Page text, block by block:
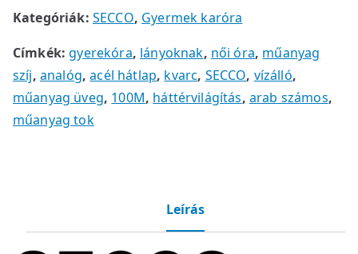
Kategóriák: SECCO, Gyermek karóra
Címkék:gyerekóra, lányoknak, női óra, műanyag
szíj, analóg,acél hátlap, kvarc, SECCO, vízálló,
műanyag üveg, 100M, háttérvilágítás, arab számos,
műanyag tok
Leírás